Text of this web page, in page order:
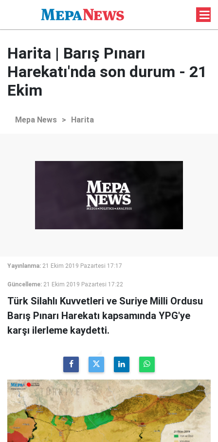
Harita | Barış Pınarı
Harekatı'nda son durum - 21
Ekim
Mepa News > Harita
Yayınlanma: 21 Ekim 2019 Pazartesi 17:17
Güncelleme: 21 Ekim 2019 Pazartesi 17:22
Türk Silahlı Kuvvetleri ve Suriye Milli Ordusu
Barış Pınarı Harekatı kapsamında YPG'ye
karşı ilerleme kaydetti.